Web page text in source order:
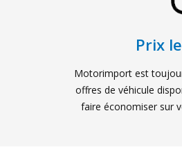
Prix
Motorimport est
offres de véhicule
faire économiser sur